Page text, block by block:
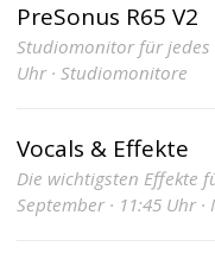
PreSonus R65 V2
Studiomonitor für jedes
Uhr · Studiomonitore
Vocals & Effekte
Die wichtigsten Effekte
September · 11:45 Uhr